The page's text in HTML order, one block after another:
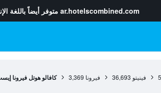
ar.hotelscombined.com متوفر أيضاً باللغة
فينيتو 36,693 فيرونا 3,369 كافالو هوتل فيرونا